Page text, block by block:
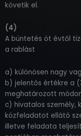
követik el.
(4)
A büntetés öt évtől
a rablást
a) különösen nagy
b) jelentős értékre a
meghatározott
c) hivatalos személy,
közfeladatot ellátó
illetve feladata